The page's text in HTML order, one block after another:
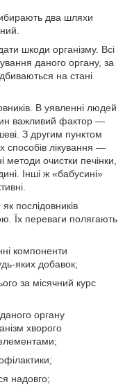
два шляхи
шкоди організму. Всі
даного органу, за
на стані
В уявленні людей
важливий фактор —
З другим пунктом
способів лікування —
методи очистки печінки,
Інші ж «бабусині»
послідовників
Їх переваги полягають
компоненти
яких добавок;
за місячний курс
органу
хворого
надовго;